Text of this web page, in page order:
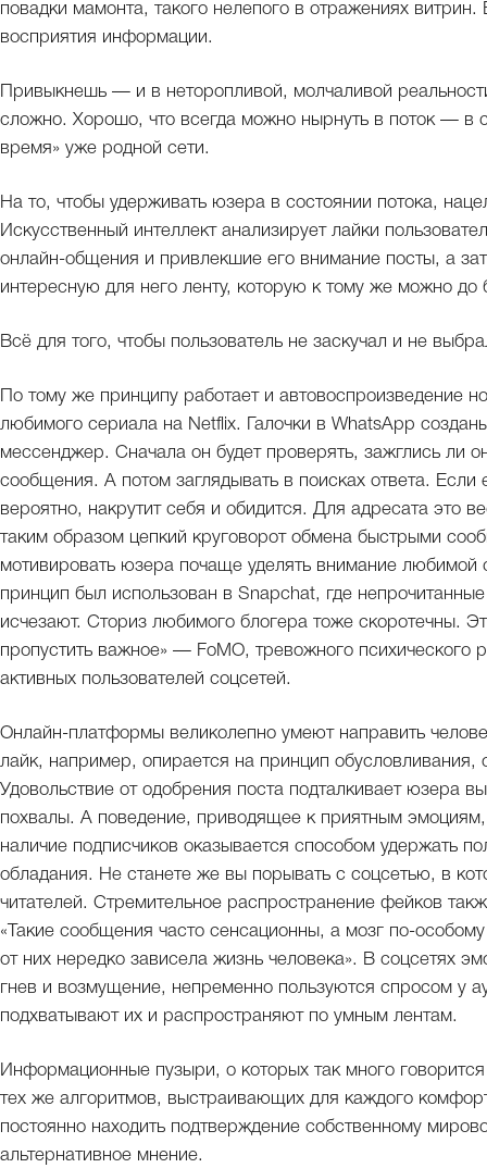
повадки мамонта, такого нелепого в отражениях витрин.
восприятия информации.
Привыкнешь — и в неторопливой, молчаливой
сложно. Хорошо, что всегда можно нырнуть в поток — в
время» уже родной сети.
На то, чтобы удерживать юзера в состоянии потока,
Искусственный интеллект анализирует лайки
онлайн-общения и привлекшие его внимание посты, а
интересную для него ленту, которую к тому же можно до
Всё для того, чтобы пользователь не заскучал и не
По тому же принципу работает и автовоспроизведение
любимого сериала на Netflix. Галочки в WhatsApp
мессенджер. Сначала он будет проверять, зажглись ли
сообщения. А потом заглядывать в поисках ответа.
вероятно, накрутит себя и обидится. Для адресата это
таким образом цепкий круговорот обмена быстрыми
мотивировать юзера почаще уделять внимание
принцип был использован в Snapchat, где
исчезают. Сториз любимого блогера тоже скоротечны.
пропустить важное» — FoMO, тревожного психического
активных пользователей соцсетей.
Онлайн-платформы великолепно умеют направить
лайк, например, опирается на принцип
Удовольствие от одобрения поста подталкивает юзера
похвалы. А поведение, приводящее к приятным
наличие подписчиков оказывается способом удержать
обладания. Не станете же вы порывать с соцсетью, в
читателей. Стремительное распространение фейков
«Такие сообщения часто сенсационны, а мозг по-
от них нередко зависела жизнь человека». В соцсетях
гнев и возмущение, непременно пользуются спросом у
подхватывают их и распространяют по умным лентам.
Информационные пузыри, о которых так много
тех же алгоритмов, выстраивающих для каждого
постоянно находить подтверждение собственному
альтернативное мнение.